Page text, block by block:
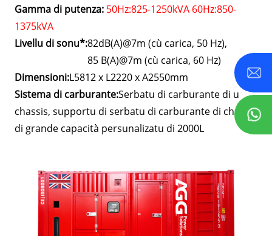
Gamma di putenza: 50Hz:825-1250kVA 60Hz:850-
1375kVA
Livellu di sonu*:82dB(A)@7m (cù carica, 50 Hz),
85 B(A)@7m (cù carica, 60 Hz)
Dimensioni:L5812 x L2220 x A2550mm
Sistema di carburante:Serbatu di carburante di u
chassis, supportu di serbatu di carburante di chassis
di grande capacità persunalizatu di 2000L